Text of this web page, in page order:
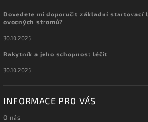
Dovedete mi doporučit základní startovací
ovocných stromů?
30.10.2025
Rakytník a jeho schopnost léčit
30.10.2025
INFORMACE PRO VÁS
O nás